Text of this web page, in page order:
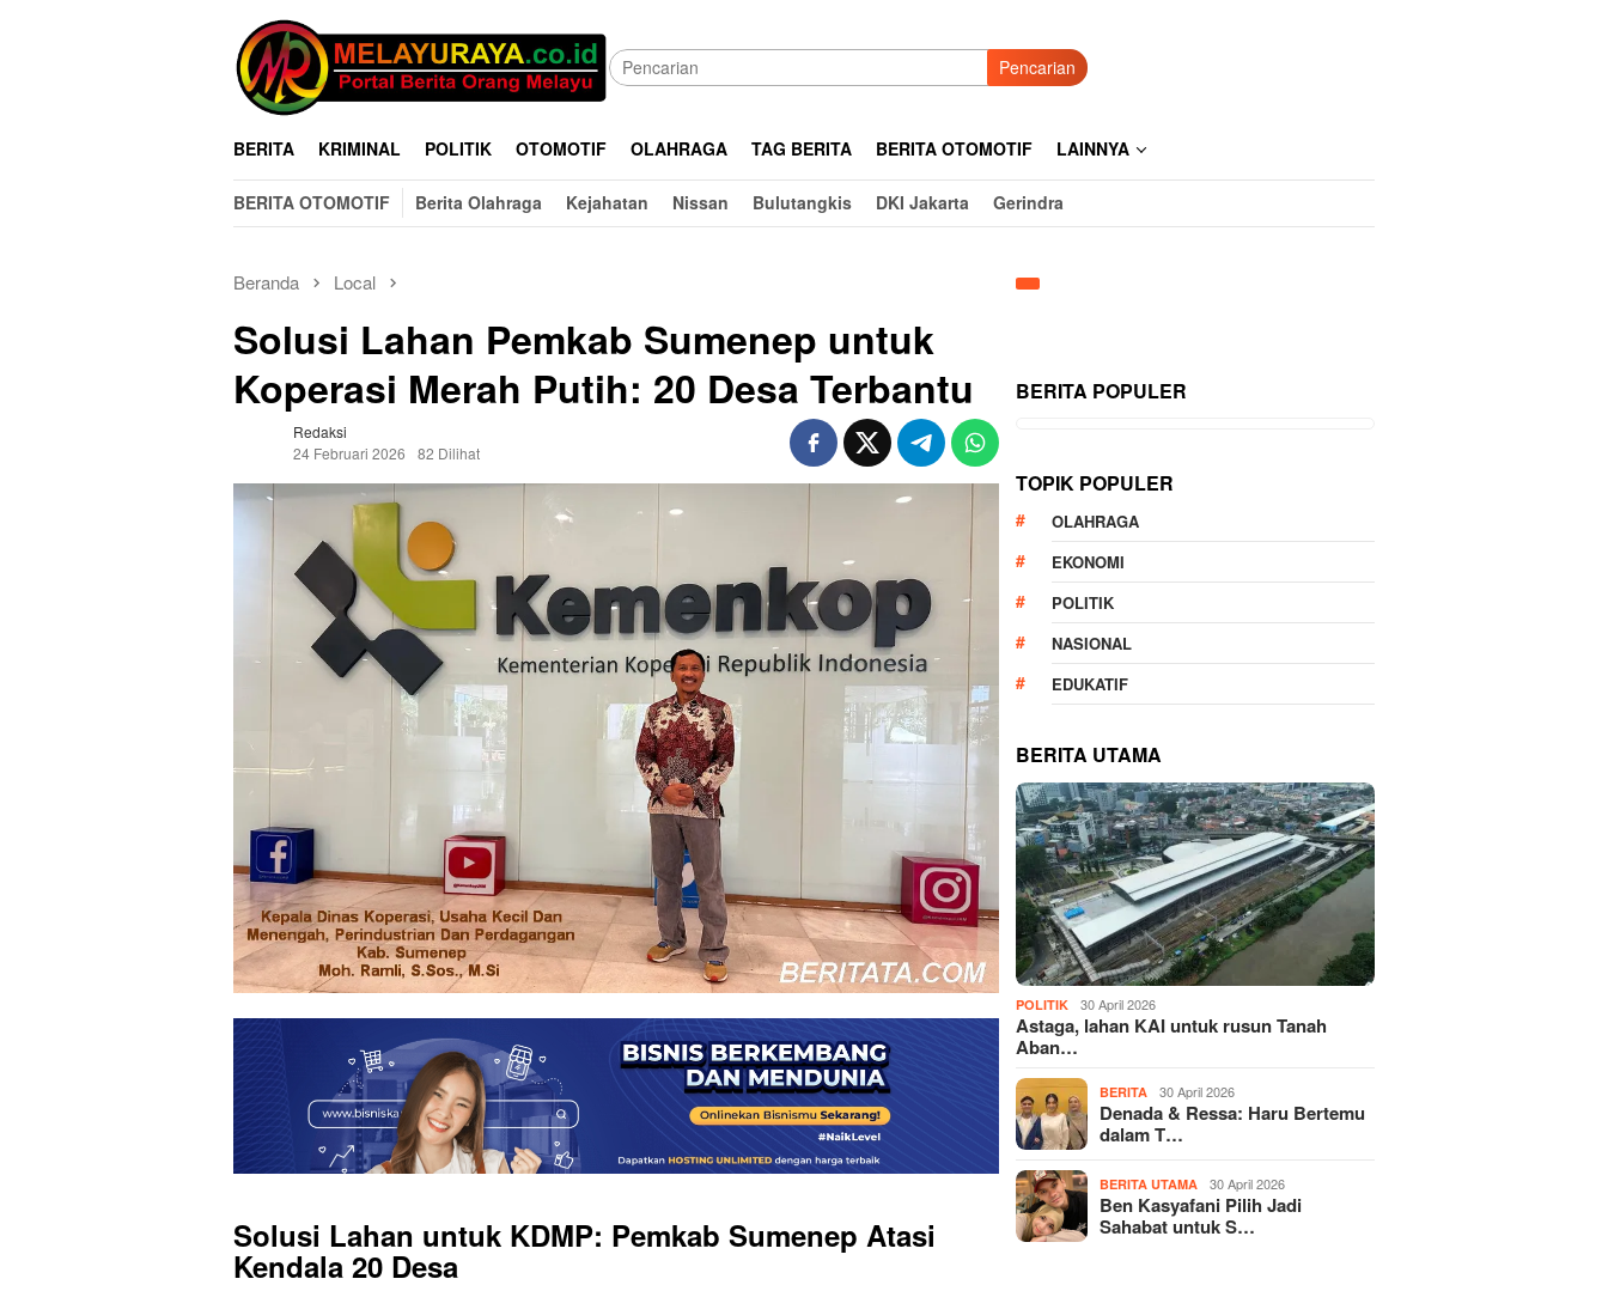
Pencarian
BERITA KRIMINAL POLITIK OTOMOTIF OLAHRAGA TAG BERITA BERITA OTOMOTIF LAINNYA
BERITA OTOMOTIF Berita Olahraga Kejahatan Nissan Bulutangkis DKI Jakarta Gerindra
Beranda Local
Solusi Lahan Pemkab Sumenep untuk
Koperasi Merah Putih: 20 Desa Terbantu
Redaksi
24 Februari 2026
82 Dilihat
Solusi Lahan untuk KDMP: Pemkab Sumenep Atasi
Kendala 20 Desa
BERITA POPULER
TOPIK POPULER
OLAHRAGA
EKONOMI
POLITIK
NASIONAL
EDUKATIF
BERITA UTAMA
POLITIK 30 April 2026
Astaga, lahan KAI untuk rusun Tanah
Aban…
BERITA 30 April 2026
Denada & Ressa: Haru Bertemu
dalam T…
BERITA UTAMA 30 April 2026
Ben Kasyafani Pilih Jadi
Sahabat untuk S…